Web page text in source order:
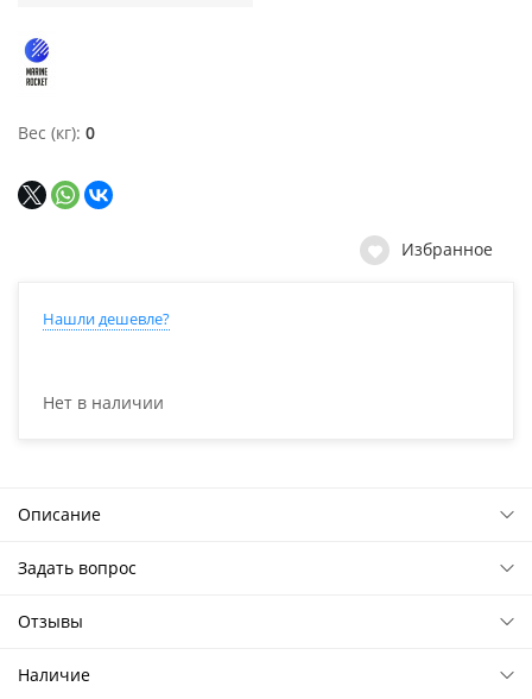
Вес (кг) 0
Избранное
Нашли дешевле?
Нет в наличии
Описание
Задать вопрос
Отзывы
Наличие